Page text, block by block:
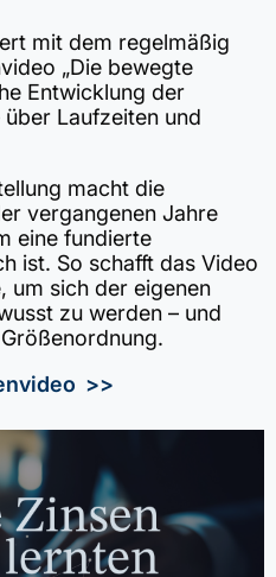
mit dem regelmäßig
„Die bewegte
Entwicklung der
Laufzeiten und
macht die
vergangenen Jahre
eine fundierte
ist. So schafft das Video
um sich der eigenen
zu werden – und
>>